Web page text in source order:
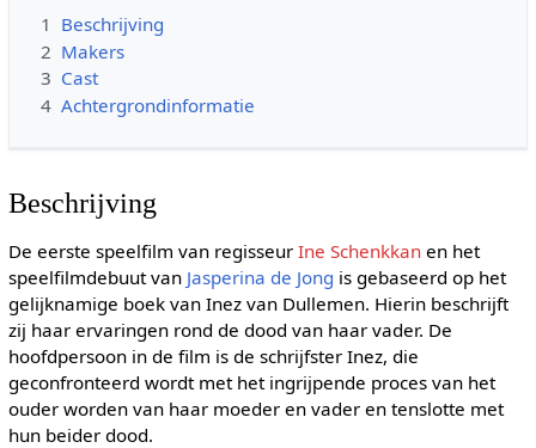
1 Beschrijving
2 Makers
3 Cast
4 Achtergrondinformatie
Beschrijving
De eerste speelfilm van regisseur Ine Schenkkanen het
speelfilmdebuut van Jasperina de Jong is gebaseerd op het
gelijknamige boek van Inez van Dullemen. Hierin beschrijft
zij haar ervaringen rond de dood van haar vader. De
hoofdpersoon in de film is de schrijfster Inez, die
geconfronteerd wordt met het ingrijpende proces van het
ouder worden van haar moeder en vader en tenslotte met
hun beider dood.